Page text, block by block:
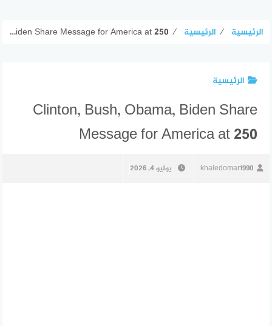
الرئيسية ⁄ الرئيسية ⁄
Clinton, Bush, Obama, Biden Share Message for America at 250
الرئيسية
Clinton, Bush, Obama, Biden Share
Message for America at 250
khaledomar1990 يوليو 4, 2026